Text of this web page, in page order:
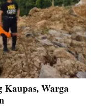
Kaupas, Warga